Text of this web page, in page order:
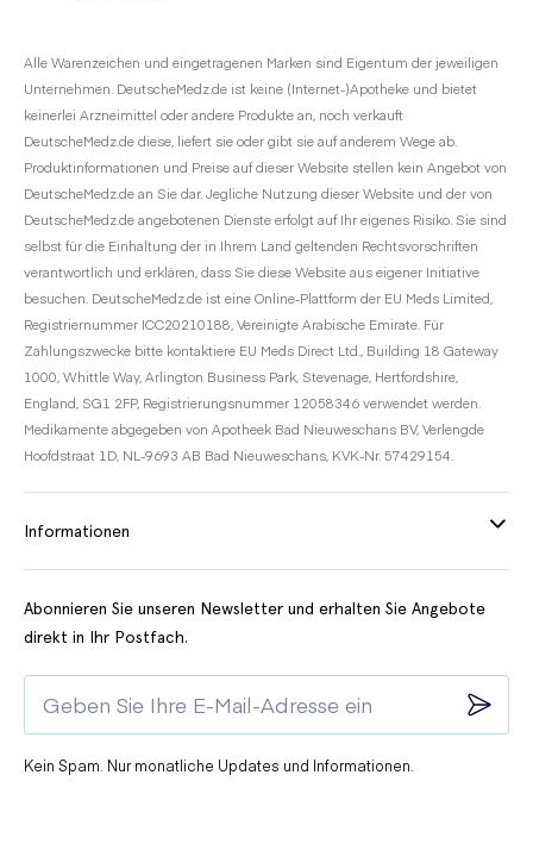
Alle Warenzeichen und eingetragenen Marken sind Eigentum der jeweiligen
Unternehmen. DeutscheMedz.de ist keine (Internet-)Apotheke und bietet
keinerlei Arzneimittel oder andere Produkte an, noch verkauft
DeutscheMedz.de diese, liefert sie oder gibt sie auf anderem Wege ab.
Produktinformationen und Preise auf dieser Website stellen kein Angebot von
DeutscheMedz.de an Sie dar. Jegliche Nutzung dieser Website und der von
DeutscheMedz.de angebotenen Dienste erfolgt auf Ihr eigenes Risiko. Sie sind
selbst für die Einhaltung der in Ihrem Land geltenden Rechtsvorschriften
verantwortlich und erklären, dass Sie diese Website aus eigener Initiative
besuchen. DeutscheMedz.de ist eine Online-Plattform der EU Meds Limited,
Registriernummer ICC20210188, Vereinigte Arabische Emirate. Für
Zahlungszwecke bitte kontaktiere EU Meds Direct Ltd., Building 18 Gateway
1000, Whittle Way, Arlington Business Park, Stevenage, Hertfordshire,
England, SG1 2FP, Registrierungsnummer 12058346 verwendet werden.
Medikamente abgegeben von Apotheek Bad Nieuweschans BV, Verlengde
Hoofdstraat 1D, NL-9693 AB Bad Nieuweschans, KVK-Nr. 57429154.
Informationen
Abonnieren Sie unseren Newsletter und erhalten Sie Angebote
direkt in Ihr Postfach.
Kein Spam. Nur monatliche Updates und Informationen.